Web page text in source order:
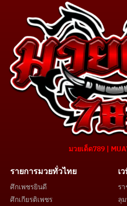
มวยเด็ด789 |
รายการมวยทั่วไทย
ศึกเพชรยินดี
ศึกเกียรติเพชร
เ
ร
ลุ